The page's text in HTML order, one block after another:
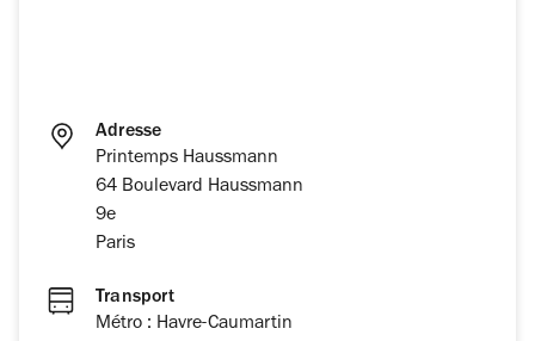
Adresse
Printemps Haussmann
64 Boulevard Haussmann
9e
Paris
Transport
Métro : Havre-Caumartin